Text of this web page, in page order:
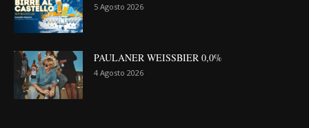
5 Agosto 2026
PAULANER WEISSBIER 0,0%
4 Agosto 2026